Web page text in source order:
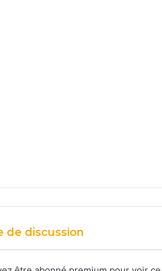
de discussion